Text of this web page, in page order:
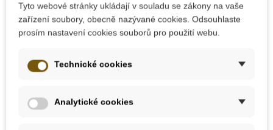
Na dotaz
sada
sada - dešťová hůlka
Tyto webové stránky ukládají v souladu se zákony na vaše
zařízení soubory, obecně nazývané cookies. Odsouhlaste
prosím nastavení cookies souborů pro použití webu.
Technické cookies
Analytické cookies